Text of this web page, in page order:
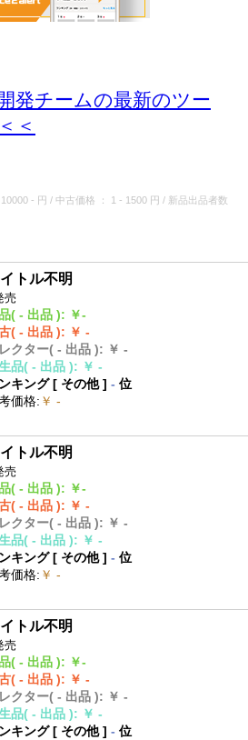
発チームの最新のツー
＜
10000 - 円 / 中古価格 ： 1 - 1500 円 / 新品出品者数
トル不明
売
( - 出品 ): ￥-
( - 出品 ): ￥ -
クター( - 出品 ): ￥ -
品( - 出品 ): ￥ -
キング [ その他]- 位
価格: ￥ -
トル不明
売
( - 出品 ): ￥-
( - 出品 ): ￥ -
クター( - 出品 ): ￥ -
品( - 出品 ): ￥ -
キング [ その他]- 位
価格: ￥ -
トル不明
売
( - 出品 ): ￥-
( - 出品 ): ￥ -
クター( - 出品 ): ￥ -
品( - 出品 ): ￥ -
キング [ その他]- 位